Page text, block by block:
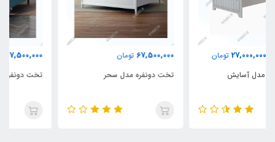
67,500,000 تومان
تخت دونفره مدل سحر
67,500,000
تخت دونفره مدل شبنم